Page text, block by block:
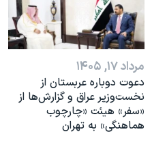
مرداد ۱۷, ۱۴۰۵
دعوت دوباره عربستان از
نخست‌وزیر عراق و گزارش‌ها از
«سفر» هیئت «چارچوب
هماهنگی» به تهران